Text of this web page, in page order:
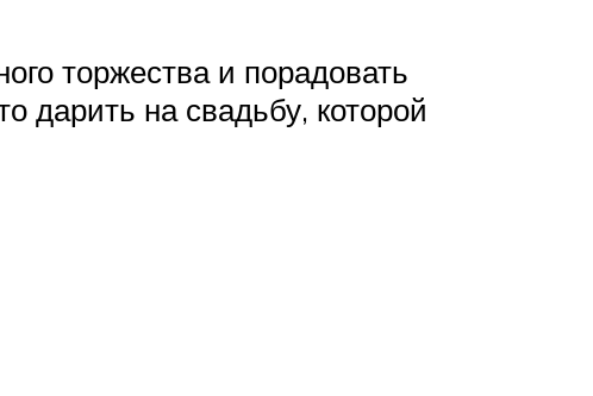
торжества и порадовать
дарить на свадьбу, которой